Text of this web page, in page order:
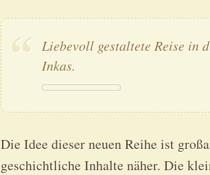
Liebevoll gestaltete Reise in
Inkas.
Die Idee dieser neuen Reihe ist
geschichtliche Inhalte näher. Die